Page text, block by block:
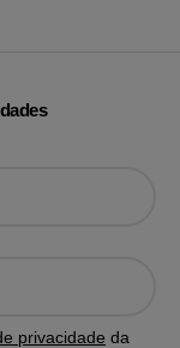
privacidade da